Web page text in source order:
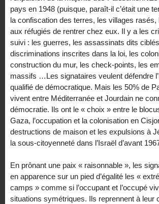
pays en 1948 (puisque, paraît-il c’était une
la confiscation des terres, les villages rasés,
aux réfugiés de rentrer chez eux. Il y a les
suivi : les guerres, les assassinats dits
discriminations inscrites dans la loi, les
construction du mur, les check-points, les
massifs …Les signataires veulent défendre
qualifié de démocratique. Mais les 50% de
vivent entre Méditerranée et Jourdain ne
démocratie. Ils ont le « choix » entre le
Gaza, l’occupation et la colonisation en
destructions de maison et les expulsions à
la sous-citoyenneté dans l’Israël d’avant
En prônant une paix « raisonnable », les
en apparence sur un pied d’égalité les «
camps » comme si l’occupant et l’occupé
situations symétriques. Ils reprennent à leur